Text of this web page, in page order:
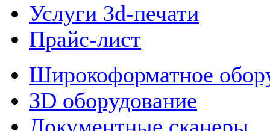
Услуги 3d-печати
Прайс-лист
Широкоформатное
3D оборудование